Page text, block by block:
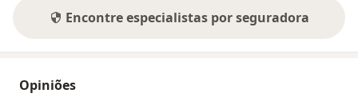
Encontre especialistas por seguradora
Opiniões